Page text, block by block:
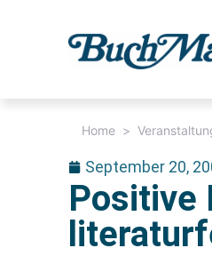
Home >
September 20,
Positive